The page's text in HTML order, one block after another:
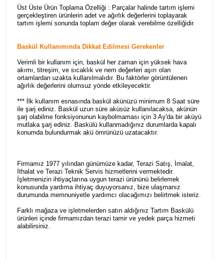
Üst Üste Ürün Toplama Özelliği : Parçalar halinde tartım işlemi
gerçekleştiren ürünlerin adet ve ağırlık değerlerini toplayarak
tartım işlemi sonunda toplam değer olarak verebilme özelliğidir.
Baskül Kullanımında Dikkat Edilmesi Gerekenler
Verimli bir kullanım için, baskül her zaman için yüksek hava
akımı, titreşim, ve sıcaklık ve nem değerleri aşırı olan
ortamlardan uzakta kullanılmalıdır. Bu faktörler görüntülenen
ağırlık değerlerini olumsuz yönde etkileyecektir.
*** İlk kullanım esnasında baskül akünüzü minimum 8 Saat süre
ile şarj ediniz. Baskül uzun süre aküsüz kullanılacaksa, akünün
şarj olabilme fonksiyonunun kaybolmaması için 3 Ay'da bir aküyü
mutlaka şarj ediniz. Baskülü kullanmadığınız durumlarda kapalı
konumda bulundurmak akü ömrünüzü uzatacaktır.
Firmamız 1977 yılından günümüze kadar, Terazi Satış, İmalat,
İthalat ve Terazi Teknik Servis hizmetlerini vermektedir.
İşletmenizin ihtiyaçlarına uygun terazi ürününü belirlemek
konusunda yardıma ihtiyaç duyuyorsanız, bize ulaşmanız
durumunda memnuniyetle yardımcı olacağımızı belirtmek isteriz.
Farklı mağaza ve işletmelerden satın aldığınız Tartım Baskülü
ürünleri içinde firmamızdan terazi tamir ve yedek parça hizmeti
alabilirsiniz.